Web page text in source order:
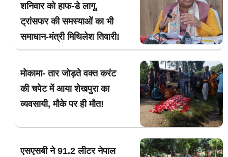
शनिवार को हाफ-डे लागू,
ट्रांसफर की समस्याओं का भी
समाधान-मंत्री मिथिलेश तिवारी!
मोकामा- तार जोड़ते वक्त करंट
की चपेट में आया शेखपुरा का
व्यवसायी, मौके पर ही मौत!
एसएसबी ने 91.2 लीटर नेपाल